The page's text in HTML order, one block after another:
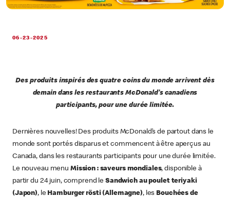
06-23-2025
Des produits inspirés des quatre coins du monde arrivent dès
demain dans les restaurants McDonald’s canadiens
participants, pour une durée limitée.
Dernières nouvelles! Des produits McDonald’s de partout dans le
monde sont portés disparus et commencent à être aperçus au
Canada, dans les restaurants participants pour une durée limitée.
Le nouveau menu Mission : saveurs mondiales, disponible à
partir du 24 juin, comprend le Sandwich au poulet teriyaki
(Japon), le Hamburger rösti (Allemagne), les Bouchées de